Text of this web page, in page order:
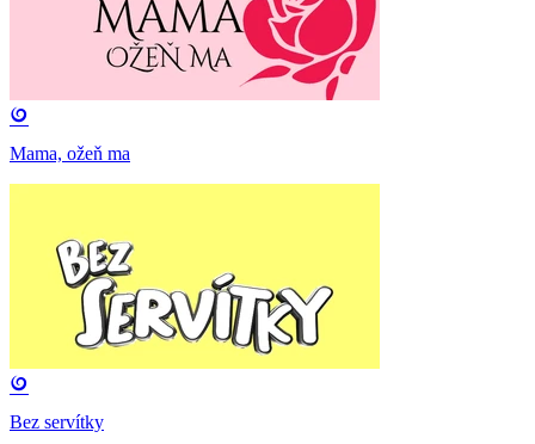
Mama, ožeň ma
Bez servítky